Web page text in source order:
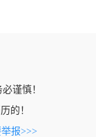
谨慎！
的！
报>>>